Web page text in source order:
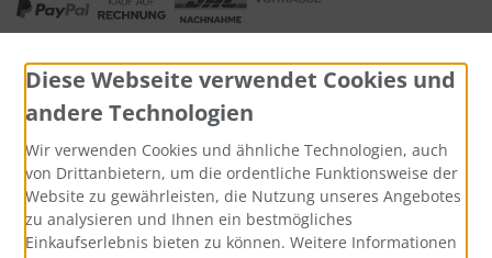
Diese Webseite verwendet Cookies und
andere Technologien
Wir verwenden Cookies und ähnliche Technologien, auch
von Drittanbietern, um die ordentliche Funktionsweise der
Website zu gewährleisten, die Nutzung unseres Angebotes
zu analysieren und Ihnen ein bestmögliches
Einkaufserlebnis bieten zu können. Weitere Informationen